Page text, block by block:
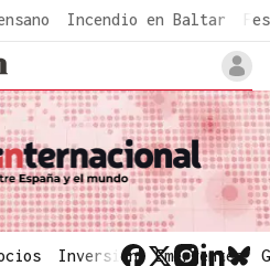
Incendio en Baltar
Inversión Emergentes